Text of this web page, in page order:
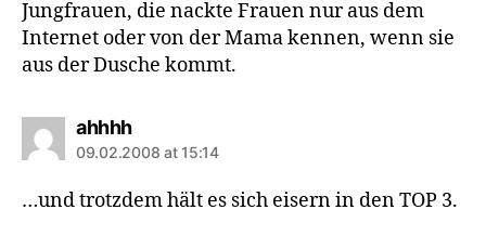
Jungfrauen, die nackte Frauen nur aus dem
Internet oder von der Mama kennen, wenn sie
aus der Dusche kommt.
ahhhhsays:
09.02.2008 at 15:14
…und trotzdem hält es sich eisern in den TOP 3.